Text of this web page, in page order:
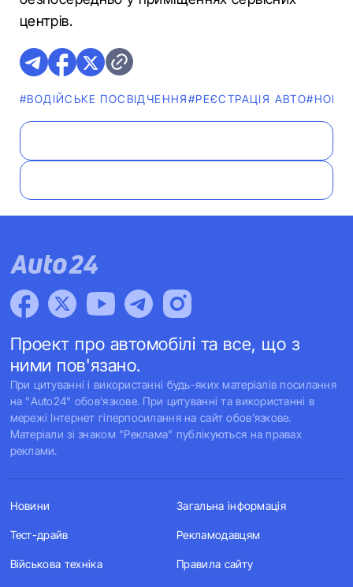
центрів.
#ВОДІЙСЬКЕ ПОСВІДЧЕННЯ#РЕЄСТРАЦІЯ АВТО
Проект про автомобілі та все, що з
ними пов'язано.
При цитуванні і використанні будь-яких матеріалів посилання
на "Auto24" обов'язкове. При цитуванні та використанні в
мережі Інтернет гіперпосилання на сайт обов'язкове.
Матеріали зі знаком "Реклама" публікуються на правах
реклами.
Новини
Тест-драйв
Військова техніка
Загальна інформація
Рекламодавцям
Правила сайту